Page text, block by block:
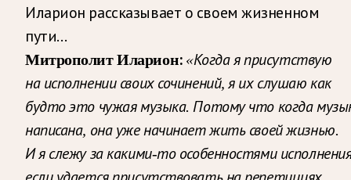
Иларион рассказывает о своем жизненном
пути…
Митрополит Иларион: «Когда я присутствую
на исполнении своих сочинений, я их слушаю как
будто это чужая музыка. Потому что когда
написана, она уже начинает жить своей жизнью.
И я слежу за какими-то особенностями